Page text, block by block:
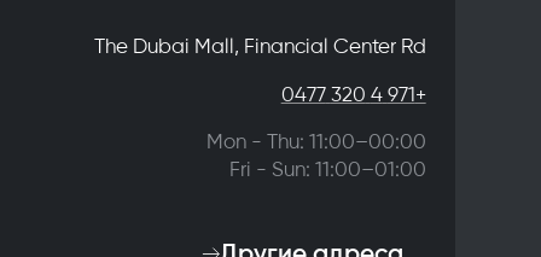
The Dubai Mall, Financial Center Rd
+971 4 320 0477
Mon - Thu: 11:00–00:00
Fri - Sun: 11:00–01:00